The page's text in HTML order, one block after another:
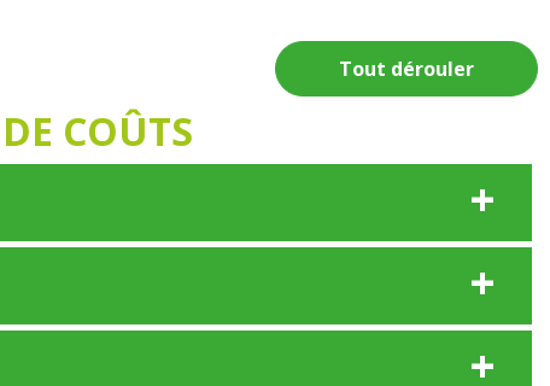
Tout dérouler
COÛTS